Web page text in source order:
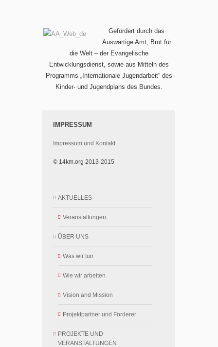
Gefördert durch das
Auswärtige Amt, Brot für
die Welt – der Evangelische
Entwicklungsdienst, sowie aus Mitteln des
Programms „Internationale Jugendarbeit“ des
Kinder- und Jugendplans des Bundes.
IMPRESSUM
Impressum und Kontakt
© 14km.org 2013-2015
AKTUELLES
Veranstaltungen
ÜBER UNS
Was wir tun
Wie wir arbeiten
Vision and Mission
Projektpartner und Förderer
PROJEKTE UND
VERANSTALTUNGEN